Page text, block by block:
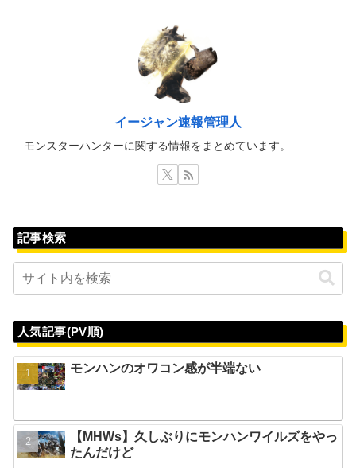
イージャン速報管理人
モンスターハンターに関する情報をまとめています。
記事検索
人気記事(PV順)
モンハンのオワコン感が半端ない
【MHWs】久しぶりにモンハンワイルズをやっ
たんだけど